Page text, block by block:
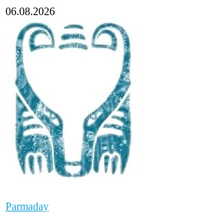
Перейти
содержимому
06.08.2026
Parmaday